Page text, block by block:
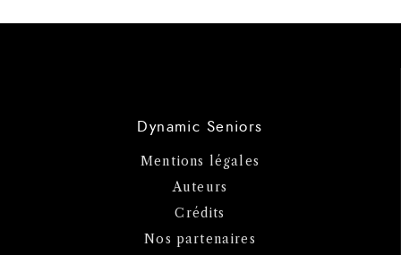
Dynamic Seniors
Mentions légales
Auteurs
Crédits
Nos partenaires